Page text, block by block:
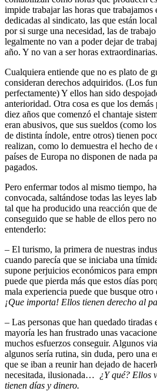
impide trabajar las horas que trabajamos
dedicadas al sindicato, las que están
por si surge una necesidad, las de
legalmente no van a poder dejar de
año. Y no van a ser horas extraordinarias.
Cualquiera entiende que no es plato de
consideran derechos adquiridos. (Los
perfectamente) Y ellos han sido
anterioridad. Otra cosa es que los demás
diez años que comenzó el chantaje
eran abusivos, que sus sueldos (como
de distinta índole, entre otros) tienen
realizan, como lo demuestra el hecho de
países de Europa no disponen de nada
pagados.
Pero enfermar todos al mismo tiempo,
convocada, saltándose todas las leyes
tal que ha producido una reacción que
conseguido que se hable de ellos pero
entenderlo:
– El turismo, la primera de nuestras
cuando parecía que se iniciaba una
supone perjuicios económicos para
puede que pierda más que estos días
mala experiencia puede que busque
¡Que importa! Ellos tienen derecho al
– Las personas que han quedado tiradas
mayoría les han frustrado unas
muchos esfuerzos conseguir. Algunos
algunos sería rutina, sin duda, pero una
que se iban a reunir han dejado de
necesitada, ilusionada… ¿Y qué? Ellos
tienen días y dinero.